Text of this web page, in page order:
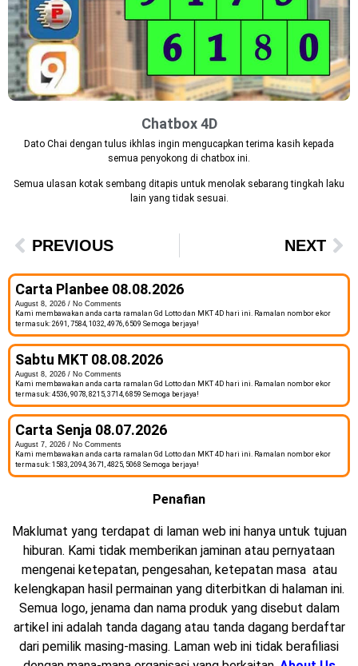
Chatbox 4D
Dato Chai dengan tulus ikhlas ingin mengucapkan terima kasih kepada
semua penyokong di chatbox ini.
Semua ulasan kotak sembang ditapis untuk menolak sebarang tingkah laku
lain yang tidak sesuai.
PREVIOUS NEXT
Carta Planbee 08.08.2026
August 8, 2026
No Comments
Kami membawakan anda carta ramalan Gd Lotto dan MKT 4D hari ini. Ramalan nombor ekor
termasuk: 2691, 7584, 1032, 4976, 6509 Semoga berjaya!
Sabtu MKT 08.08.2026
August 8, 2026
No Comments
Kami membawakan anda carta ramalan Gd Lotto dan MKT 4D hari ini. Ramalan nombor ekor
termasuk: 4536, 9078, 8215, 3714, 6859 Semoga berjaya!
Carta Senja 08.07.2026
August 7, 2026
No Comments
Kami membawakan anda carta ramalan Gd Lotto dan MKT 4D hari ini. Ramalan nombor ekor
termasuk: 1583, 2094, 3671, 4825, 5068 Semoga berjaya!
Penafian
Maklumat yang terdapat di laman web ini hanya untuk tujuan
hiburan. Kami tidak memberikan jaminan atau pernyataan
mengenai ketepatan, pengesahan, ketepatan masa atau
kelengkapan hasil permainan yang diterbitkan di halaman ini.
Semua logo, jenama dan nama produk yang disebut dalam
artikel ini adalah tanda dagang atau tanda dagang berdaftar
dari pemilik masing-masing. Laman web ini tidak berafiliasi